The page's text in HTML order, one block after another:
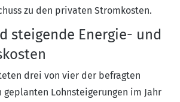
zu den privaten Stromkosten.
steigende Energie- und
drei von vier der befragten
geplanten Lohnsteigerungen im Jahr